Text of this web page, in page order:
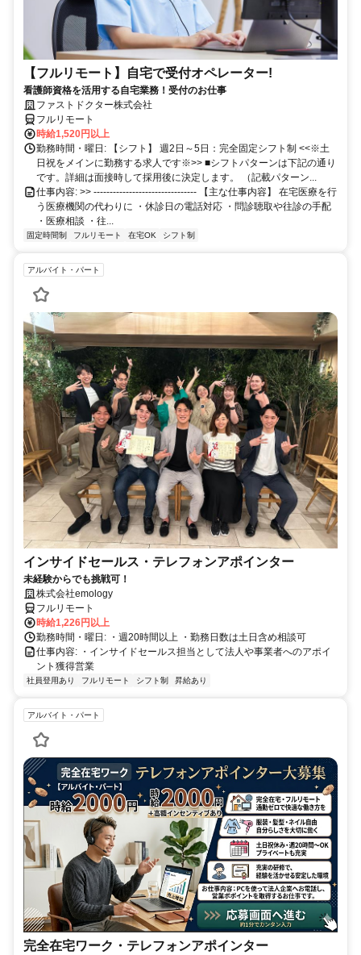
【フルリモート】自宅で受付オペレーター!
看護師資格を活用する自宅業務！受付のお仕事
ファストドクター株式会社
フルリモート
時給1,520円以上
勤務時間・曜日: 【シフト】 週2日～5日：完全固定シフト制 <<※土
日祝をメインに勤務する求人です※>> ■シフトパターンは下記の通り
です。詳細は面接時して採用後に決定します。 （記載パターン...
仕事内容: >> -------------------------------- 【主な仕事内容】 在宅医療を行
う医療機関の代わりに ・休診日の電話対応 ・問診聴取や往診の手配
・医療相談 ・往...
固定時間制 フルリモート 在宅OK シフト制
アルバイト・パート
インサイドセールス・テレフォンアポインター
未経験からでも挑戦可！
株式会社emology
フルリモート
時給1,226円以上
勤務時間・曜日: ・週20時間以上 ・勤務日数は土日含め相談可
仕事内容: ・インサイドセールス担当として法人や事業者へのアポイ
ント獲得営業
社員登用あり フルリモート シフト制 昇給あり
アルバイト・パート
完全在宅ワーク・テレフォンアポインター